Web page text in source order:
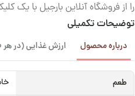
را از فروشگاه آنلاین بارجیل با یک
توضیحات تکمیلی
درباره محصول ارزش غذایی (در هر 100 گرم)
طعم